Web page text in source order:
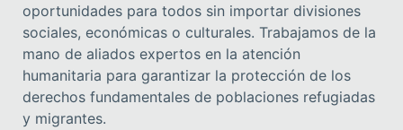
oportunidades para todos sin importar divisiones
sociales, económicas o culturales. Trabajamos de la
mano de aliados expertos en la atención
humanitaria para garantizar la protección de los
derechos fundamentales de poblaciones refugiadas
y migrantes.